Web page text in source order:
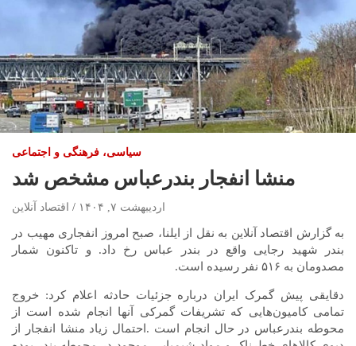
سیاسی، فرهنگی و اجتماعی
منشا انفجار بندرعباس مشخص شد
اردیبهشت ۷, ۱۴۰۴ اقتصاد آنلاین
به گزارش اقتصاد آنلاین به نقل از ایلنا، صبح امروز انفجاری مهیب در
بندر شهید رجایی واقع در بندر عباس رخ داد. و تاکنون شمار
مصدومان به ۵۱۶ نفر رسیده است.
دقایقی پیش گمرک ایران درباره جزئیات حادثه اعلام کرد: خروج
تمامی کامیون‌هایی که تشریفات گمرکی آنها انجام شده است از
محوطه بندرعباس در حال انجام است .احتمال زیاد منشا انفجار از